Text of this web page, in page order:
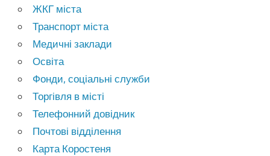
ЖКГ міста
Транспорт міста
Медичні заклади
Освіта
Фонди, соціальні служби
Торгівля в місті
Телефонний довідник
Почтові відділення
Карта Коростеня